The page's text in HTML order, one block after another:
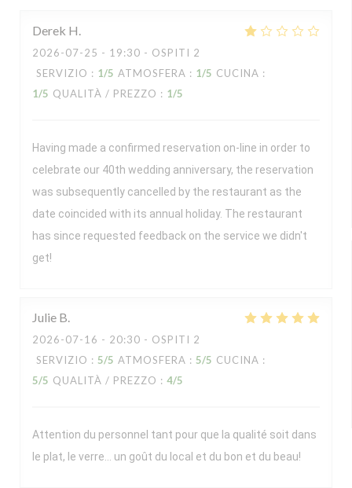
Derek H
2026-07-25 - 19:30 - OSPITI 2
SERVIZIO : 1/5 ATMOSFERA : 1/5 CUCINA :
1/5 QUALITÀ / PREZZO : 1/5
Having made a confirmed reservation on-line in order to
celebrate our 40th wedding anniversary, the reservation
was subsequently cancelled by the restaurant as the
date coincided with its annual holiday. The restaurant
has since requested feedback on the service we didn't
get!
Julie B
2026-07-16 - 20:30 - OSPITI 2
SERVIZIO : 5/5 ATMOSFERA : 5/5 CUCINA :
5/5 QUALITÀ / PREZZO : 4/5
Attention du personnel tant pour que la qualité soit dans
le plat, le verre… un goût du local et du bon et du beau!